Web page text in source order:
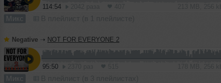
114:54
Микс
Negative ➝ NOT FOR EVERYONE 2
95:50
Микс